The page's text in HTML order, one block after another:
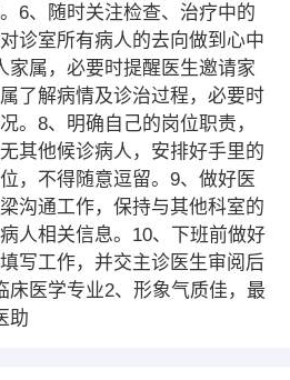
6、随时关注检查、治疗中的
诊室所有病人的去向做到心中
家属，必要时提醒医生邀请家
了解病情及诊治过程，必要时
。8、明确自己的岗位职责，
其他候诊病人，安排好手里的
，不得随意逗留。9、做好医
沟通工作，保持与其他科室的
人相关信息。10、下班前做好
写工作，并交主诊医生审阅后
床医学专业2、形象气质佳，最
助